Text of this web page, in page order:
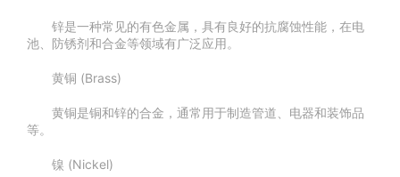
锌是一种常见的有色金属，具有良好的抗腐蚀性能，在电
池、防锈剂和合金等领域有广泛应用。
黄铜 (Brass)
黄铜是铜和锌的合金，通常用于制造管道、电器和装饰品
等。
镍 (Nickel)